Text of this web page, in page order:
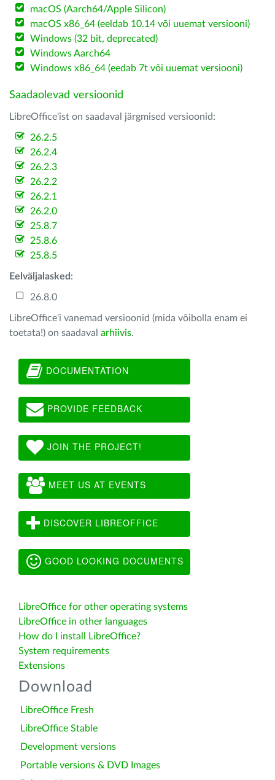
macOS (Aarch64/Apple Silicon)
macOS x86_64 (eeldab 10.14 või uuemat versiooni)
Windows (32 bit, deprecated)
Windows Aarch64
Windows x86_64 (eedab 7t või uuemat versiooni)
Saadaolevad versioonid
LibreOffice'ist on saadaval järgmised versioonid:
26.2.5
26.2.4
26.2.3
26.2.2
26.2.1
26.2.0
25.8.7
25.8.6
25.8.5
Eelväljalasked :
26.8.0
LibreOffice'i vanemad versioonid (mida võibolla enam ei
toetata!) on saadaval arhiivis.
DOCUMENTATION
PROVIDE FEEDBACK
JOIN THE PROJECT!
MEET US AT EVENTS
DISCOVER LIBREOFFICE
GOOD LOOKING DOCUMENTS
LibreOffice for other operating systems
LibreOffice in other languages
How do I install LibreOffice?
System requirements
Extensions
Download
LibreOffice Fresh
LibreOffice Stable
Development versions
Portable versions & DVD Images